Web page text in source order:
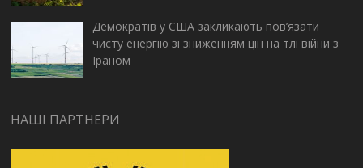
Демократів у США закликають пов’язати
чисту енергію зі зниженням цін на тлі війни з
Іраном
НАШІ ПАРТНЕРИ